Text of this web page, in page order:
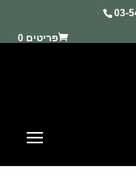
03-
פריטים 0